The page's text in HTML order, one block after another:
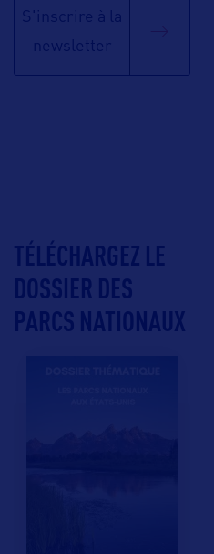
S'inscrire à la
newsletter
TÉLÉCHARGEZ LE
DOSSIER DES
PARCS NATIONAUX